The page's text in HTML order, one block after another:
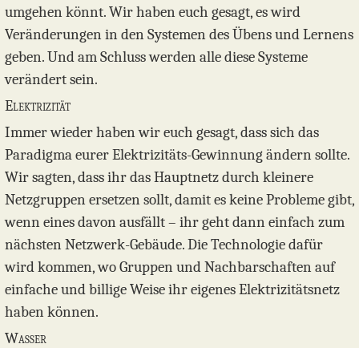
umgehen könnt. Wir haben euch gesagt, es wird
Veränderungen in den Systemen des Übens und Lernens
geben. Und am Schluss werden alle diese Systeme
verändert sein.
Elektrizität
Immer wieder haben wir euch gesagt, dass sich das
Paradigma eurer Elektrizitäts-Gewinnung ändern sollte.
Wir sagten, dass ihr das Hauptnetz durch kleinere
Netzgruppen ersetzen sollt, damit es keine Probleme gibt,
wenn eines davon ausfällt – ihr geht dann einfach zum
nächsten Netzwerk-Gebäude. Die Technologie dafür
wird kommen, wo Gruppen und Nachbarschaften auf
einfache und billige Weise ihr eigenes Elektrizitätsnetz
haben können.
Wasser